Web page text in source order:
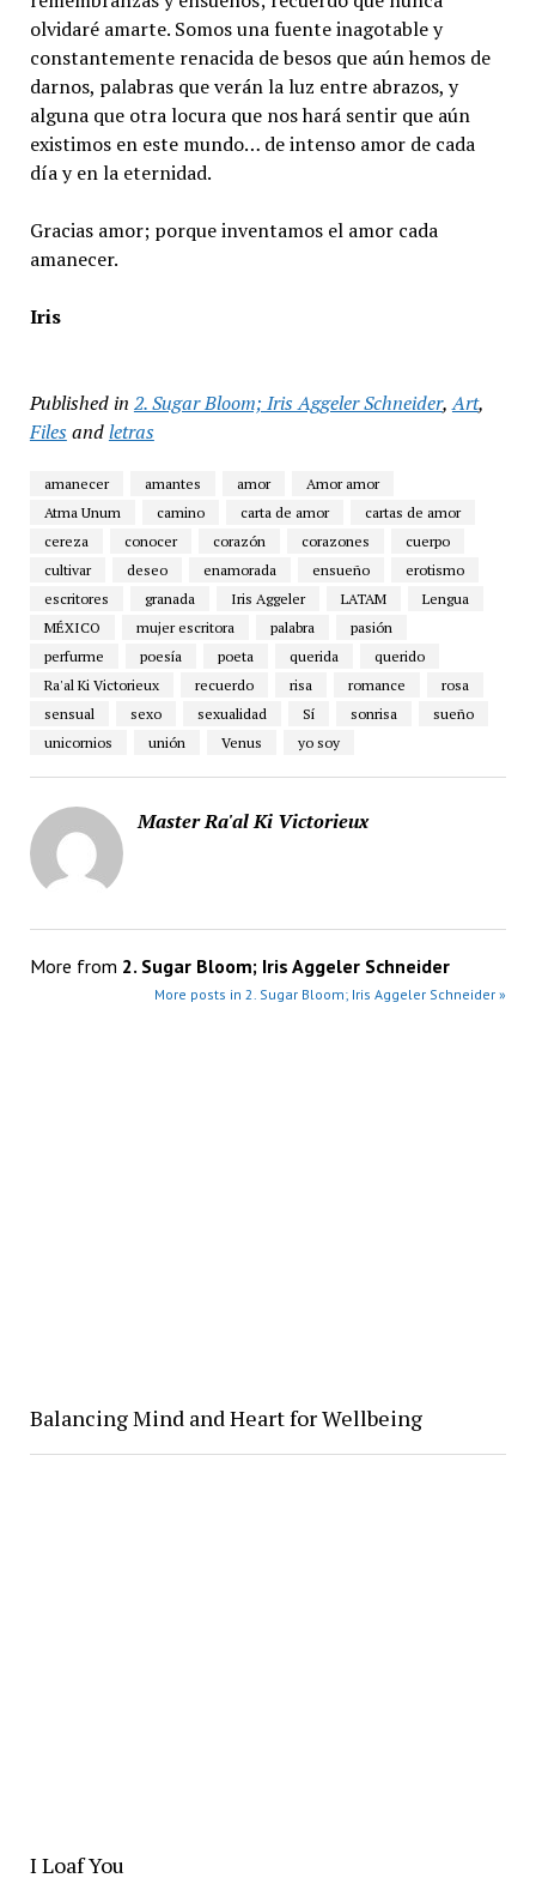
olvidaré amarte. Somos una fuente inagotable y
constantemente renacida de besos que aún hemos de
darnos, palabras que verán la luz entre abrazos, y
alguna que otra locura que nos hará sentir que aún
existimos en este mundo… de intenso amor de cada
día y en la eternidad.
Gracias amor; porque inventamos el amor cada
amanecer.
Iris
Published in 2. Sugar Bloom; Iris Aggeler Schneider,Art,
Filesandletras
amanecer amantes amor
Amor amor
Atma Unum
camino carta de amor
cartas de amor
cereza
conocer corazón corazones
cuerpo
cultivar
deseo enamorada ensueño
erotismo
escritores
granada Iris Aggeler LATAM
Lengua
MÉXICO
mujer escritora palabra
pasión
perfurme
poesía poeta querida
querido
Ra'al Ki Victorieux
recuerdo risa romance
rosa
sensual
sexo sexualidad Sí sonrisa
sueño
unicornios
unión Venus yo soy
Master Ra'al Ki Victorieux
More from 2. Sugar Bloom; Iris Aggeler Schneider
More posts in 2. Sugar Bloom; Iris Aggeler Schneider »
Balancing Mind and Heart for Wellbeing
I Loaf You